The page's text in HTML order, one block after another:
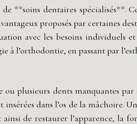
dentaires spécialisés**.
proposés par certaines
avec les besoins individuels
l’orthodontie, en passant par
plusieurs dents manquantes
dans l’os de la mâchoire.
de restaurer l’apparence, la